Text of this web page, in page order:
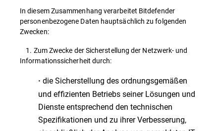
In diesem Zusammenhang verarbeitet Bitdefender
personenbezogene Daten hauptsächlich zu folgenden
Zwecken:
1. Zum Zwecke der Sicherstellung der Netzwerk- und
Informationssicherheit durch:
· die Sicherstellung des ordnungsgemäßen
und effizienten Betriebs seiner Lösungen und
Dienste entsprechend den technischen
Spezifikationen und zu ihrer Verbesserung,